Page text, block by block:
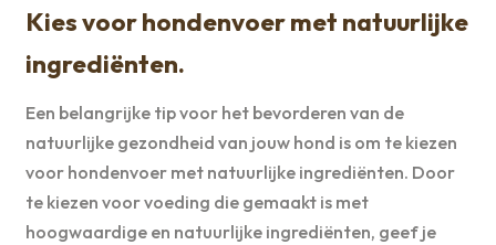
Kies voor hondenvoer met natuurlijke
ingrediënten.
Een belangrijke tip voor het bevorderen van de
natuurlijke gezondheid van jouw hond is om te kiezen
voor hondenvoer met natuurlijke ingrediënten. Door
te kiezen voor voeding die gemaakt is met
hoogwaardige en natuurlijke ingrediënten, geef je